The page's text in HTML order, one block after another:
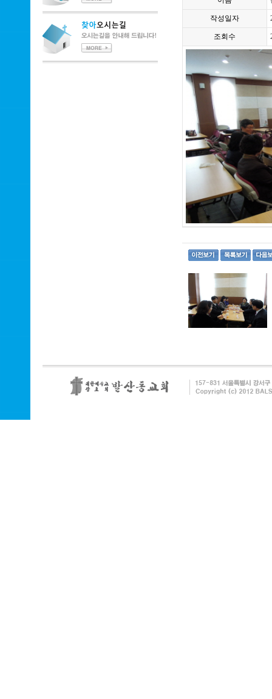
작성일자
조회수